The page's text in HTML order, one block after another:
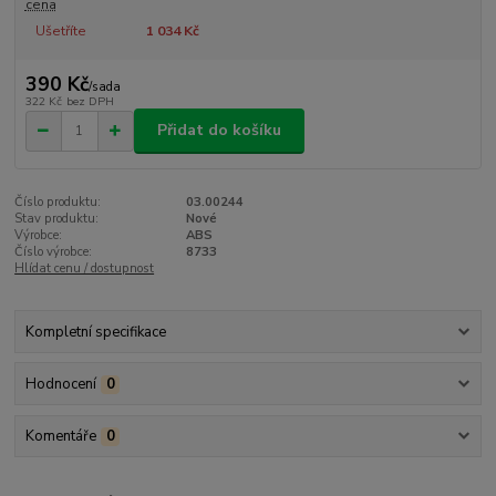
cena
Ušetříte
1 034 Kč
390 Kč/sada
322 Kč bez DPH
Přidat do košíku
Číslo produktu:
03.00244
Stav produktu:
Nové
Výrobce:
ABS
Číslo výrobce:
8733
Hlídat cenu / dostupnost
Kompletní specifikace
Hodnocení 0
Komentáře 0